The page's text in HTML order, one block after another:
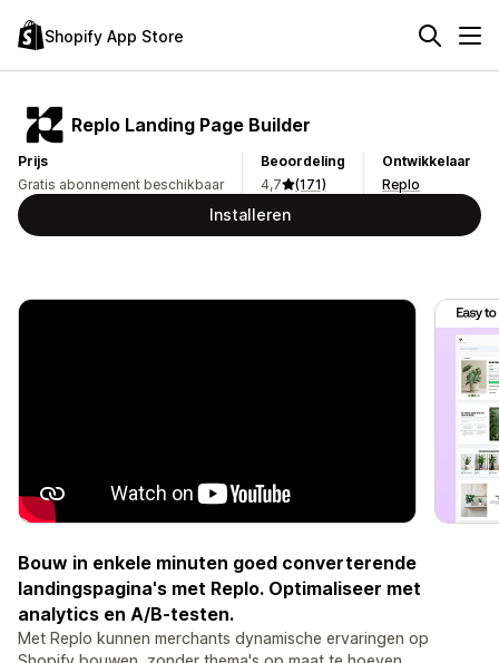
Shopify App Store
Replo Landing Page Builder
Prijs
Gratis abonnement beschikbaar
Beoordeling
4,7
(171)
Ontwikkelaar
Replo
Installeren
Bouw in enkele minuten goed converterende
landingspagina's met Replo. Optimaliseer met
analytics en A/B-testen.
Met Replo kunnen merchants dynamische ervaringen op